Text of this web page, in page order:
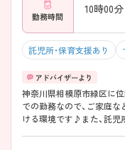
勤務時間
10時00分
託児所・保育支援あり
神奈川県相模原市緑区に
での勤務なので、ご家庭
ける環境です♪また、託児